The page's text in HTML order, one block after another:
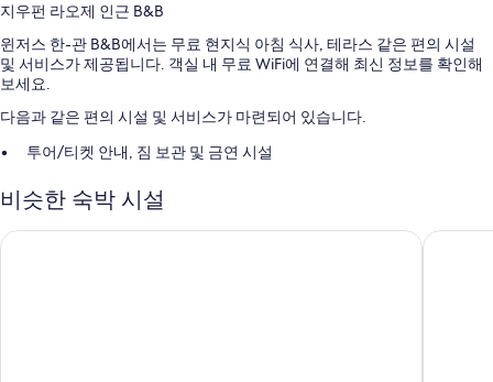
지우펀 라오제 인근 B&B
윈저스 한-관 B&B에서는 무료 현지식 아침 식사, 테라스 같은 편의 시설
및 서비스가 제공됩니다. 객실 내 무료 WiFi에 연결해 최신 정보를 확인해
보세요.
다음과 같은 편의 시설 및 서비스가 마련되어 있습니다.
투어/티켓 안내, 짐 보관 및 금연 시설
비슷한 숙박 시설
서니룸 윈저스